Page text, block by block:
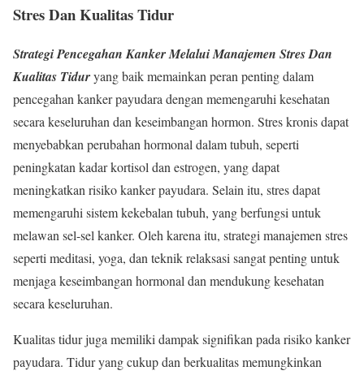
Stres Dan Kualitas Tidur
Strategi Pencegahan Kanker Melalui Manajemen Stres Dan
Kualitas Tiduryang baik memainkan peran penting dalam
pencegahan kanker payudara dengan memengaruhi kesehatan
secara keseluruhan dan keseimbangan hormon. Stres kronis dapat
menyebabkan perubahan hormonal dalam tubuh, seperti
peningkatan kadar kortisol dan estrogen, yang dapat
meningkatkan risiko kanker payudara. Selain itu, stres dapat
memengaruhi sistem kekebalan tubuh, yang berfungsi untuk
melawan sel-sel kanker. Oleh karena itu, strategi manajemen stres
seperti meditasi, yoga, dan teknik relaksasi sangat penting untuk
menjaga keseimbangan hormonal dan mendukung kesehatan
secara keseluruhan.
Kualitas tidur juga memiliki dampak signifikan pada risiko kanker
payudara. Tidur yang cukup dan berkualitas memungkinkan